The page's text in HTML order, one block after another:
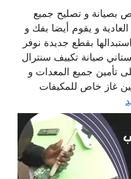
بصيانة و تصليح جميع
و يقوم أيضا بفك و
بقطع جديدة نوفر
صيانة تكييف سنترال
تأمين جميع المعدات و
غاز خاص للمكيفات